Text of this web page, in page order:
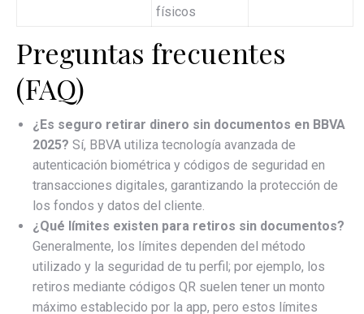
físicos
Preguntas frecuentes
(FAQ)
¿Es seguro retirar dinero sin documentos en BBVA
2025? Sí, BBVA utiliza tecnología avanzada de
autenticación biométrica y códigos de seguridad en
transacciones digitales, garantizando la protección de
los fondos y datos del cliente.
¿Qué límites existen para retiros sin documentos?
Generalmente, los límites dependen del método
utilizado y la seguridad de tu perfil; por ejemplo, los
retiros mediante códigos QR suelen tener un monto
máximo establecido por la app, pero estos límites